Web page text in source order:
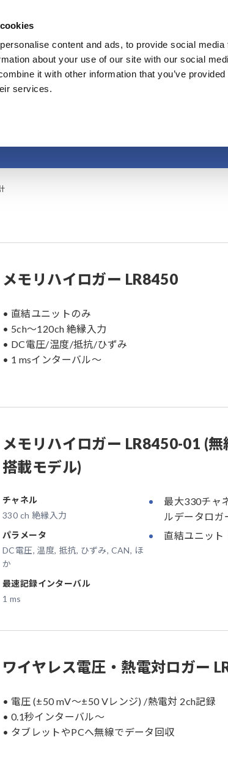
content and ads, to provide social
about your use of our site with our social
it with other information that you’ve
services.
製品 業種・ソリューショ
メモリハイロガー LR8450
• 直結ユニットのみ
• 5ch〜120ch 絶縁入力
• DC電圧/温度/抵抗/ひずみ
• 1 msインターバル〜
メモリハイロガー LR8450-01 (無
搭載モデル)
チャネル
330 ch 絶縁入力
パラメータ
DC電圧, 温度, 抵抗, ひずみ, CAN, ほ
か
最速記録インターバル
1 ms
最大330チャ
ルデータロガ
直結ユニット
ワイヤレス電圧・熱電対ロガー
• 電圧 (±50 mV～±50 Vレンジ) /熱電対 2ch記録
• 0.1秒インターバル〜
• タブレットやPCへ無線でデータ回収